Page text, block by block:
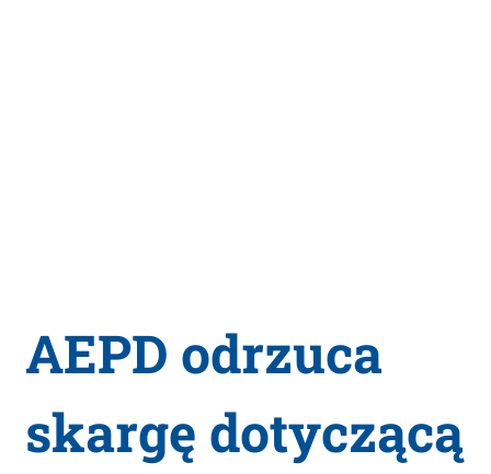
AEPD odrzuca
skargę dotyczącą